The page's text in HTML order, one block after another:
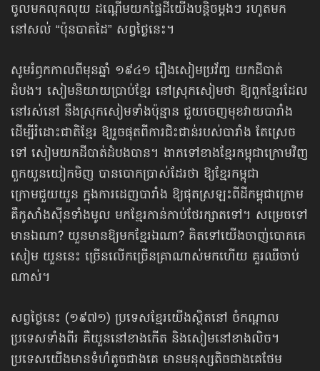
ចូលមកលុកលុយ ដណ្តើមយកផ្ទៃដីយើងបន្តិចម្តងៗ រហូតមក
នៅសល់ “ប៉ុនបាតដៃ” សព្វថ្ងៃនេះ។
សូមរំឭក​កាលពីមុនឆ្នាំ ១៩៤១ រឿងសៀមប្រវ័ញ្ច យកដីបាត់
ដំបង។ សៀមនិយាយប្រាប់ខ្មែរ នៅស្រុកសៀមថា ឱ្យពួកខ្មែរដែល
នៅរស់នៅ នឹងស្រុកសៀមទាំងប៉ុន្មាន ជួយចេញមុខវាយបារាំង
ដើម្បីរំដោះជាតិខ្មែរ ឱ្យរួចផុតពីការជិះជាន់របស់បារាំង តែស្រេច
ទៅ សៀមយកដីបាត់ដំបងបាន។ ងាកទៅខាងខ្មែរកម្ពុជាក្រោមវិញ
ពួកយួនយៀកមិញ បានបោកប្រាស់ដែរថា ឱ្យខ្មែរកម្ពុជា
ក្រោមជួយយួន ក្នុងការដេញបារាំង ឱ្យផុតស្រឡះពីដីកម្ពុជាក្រោម
គឺកូសាំងស៊ីនទាំងមូល មកខ្មែរកាន់កាប់ថែរក្សាតទៅ។ សម្រេចទៅ
មានឯណា? យួនមានឱ្យមកខ្មែរឯណា? គិតទៅយើងចាញ់បោកគេ
សៀម យួននេះ ច្រើនលើកច្រើនគ្រាណាស់មកហើយ គួរឈឺចាប់
ណាស់។
សព្វថ្ងៃនេះ (១៩៧១) ប្រទេសខ្មែរយើងស្ថិតនៅ ចំកណ្តាល
ប្រទេសទាំងពីរ គឺយួននៅខាងកើត និងសៀមនៅខាងលិច។
ប្រទេសយើងមានទំហំតូចជាងគេ មានមនុស្សតិចជាងគេថែម